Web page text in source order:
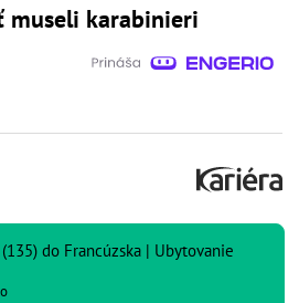
museli karabinieri
do Francúzska | Ubytovanie